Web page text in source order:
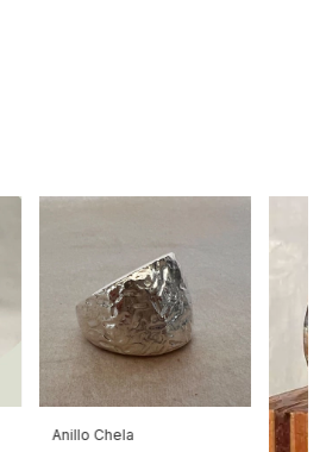
Anillo Chela